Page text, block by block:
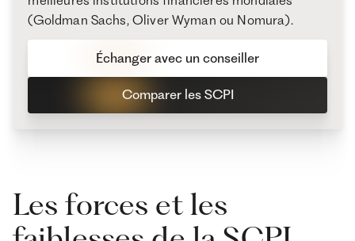
(Goldman Sachs, Oliver Wyman ou Nomura).
Comparer les SCPI
Échanger avec un conseiller
Les forces et les